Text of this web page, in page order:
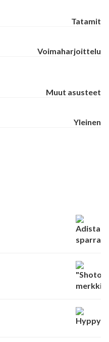
Tatamit
Voimaharjoittelu
Muut asusteet
Yleinen